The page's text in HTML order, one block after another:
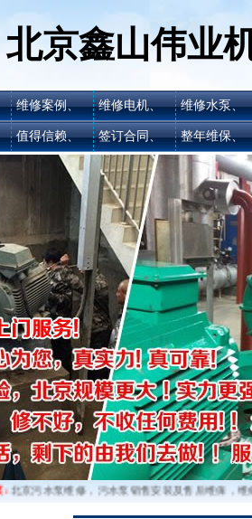
北京鑫山伟业
维修案例、
值得信赖、
维修电机、
签订合同、
维修水泵、
整年维保、
北京污水泵维修，污水泵销售安装及售后维保，维